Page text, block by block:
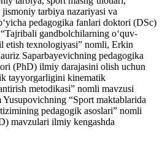
tarbiya nazariyasi va
pedagogika fanlari doktori (DSc)
gandbolchilarning o‘quv-
etish texnologiyasi” nomli, Erkin
Saparbayevichning pedagogika
(PhD) ilmiy darajasini olish uchun
tayyorgarligini kinematik
metodikasi” nomli mavzusi
“Sport maktablarida
pedagogik asoslari” nomli
mavzulari ilmiy kengashda